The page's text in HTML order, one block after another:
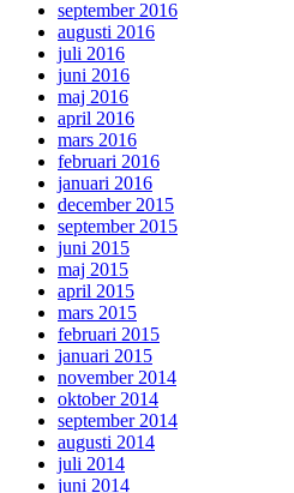
september 2016
augusti 2016
juli 2016
juni 2016
maj 2016
april 2016
mars 2016
februari 2016
januari 2016
december 2015
september 2015
juni 2015
maj 2015
april 2015
mars 2015
februari 2015
januari 2015
november 2014
oktober 2014
september 2014
augusti 2014
juli 2014
juni 2014